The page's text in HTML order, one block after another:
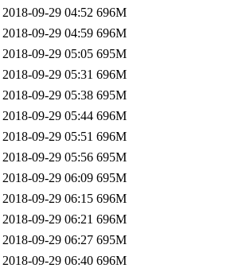
2018-09-29 04:52 696M
2018-09-29 04:59 696M
2018-09-29 05:05 695M
2018-09-29 05:31 696M
2018-09-29 05:38 695M
2018-09-29 05:44 696M
2018-09-29 05:51 696M
2018-09-29 05:56 695M
2018-09-29 06:09 695M
2018-09-29 06:15 696M
2018-09-29 06:21 696M
2018-09-29 06:27 695M
2018-09-29 06:40 696M